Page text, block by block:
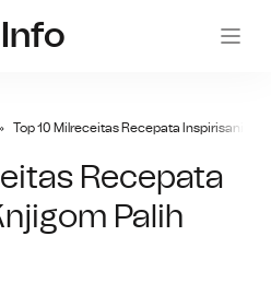
Top 10 Milreceitas Recepata Inspirisanih
Recepata
Palih